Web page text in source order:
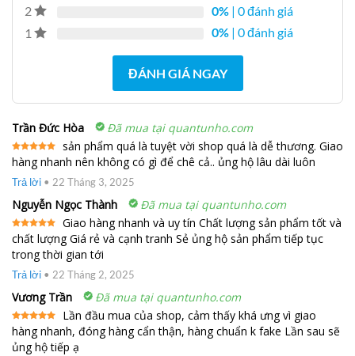
2
0% | 0 đánh giá
1
0% | 0 đánh giá
ĐÁNH GIÁ NGAY
Trần Đức Hòa Đã mua tại quantunho.com
Được xếp
hạng5 5
sao
sản phẩm quá là tuyệt vời shop quá là dễ thương. Giao
hàng nhanh nên không có gì để chê cả.. ủng hộ lâu dài luôn
Trả lời • 22 Tháng 3, 2025
Nguyễn Ngọc Thành Đã mua tại quantunho.com
Được xếp
hạng 55
sao
Giao hàng nhanh và uy tín Chất lượng sản phẩm tốt và
chất lượng Giá rẻ và cạnh tranh Sẻ ủng hộ sản phẩm tiếp tục
trong thời gian tới
Trả lời • 22 Tháng 2, 2025
Vương Trần Đã mua tại quantunho.com
Được xếp
hạng5 5
sao
Lần đầu mua của shop, cảm thấy khá ưng vì giao
hàng nhanh, đóng hàng cẩn thận, hàng chuẩn k fake Lần sau sẽ
ủng hộ tiếp ạ